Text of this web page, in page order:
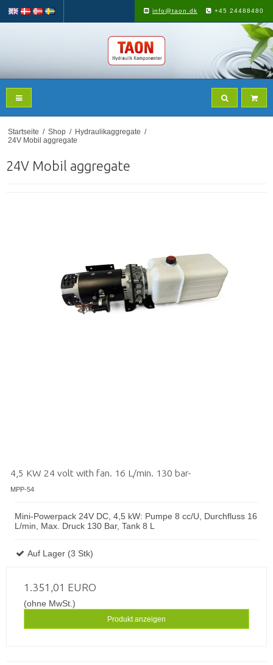
info@taon.dk +45 24488480
Startseite / Shop / Hydraulikaggregate /
24V Mobil aggregate
24V Mobil aggregate
4,5 KW 24 volt with fan. 16 L/min. 130 bar-
MPP-54
Mini-Powerpack 24V DC, 4,5 kW: Pumpe 8 cc/U, Durchfluss 16
L/min, Max. Druck 130 Bar, Tank 8 L
Auf Lager (3 Stk)
1.351,01 EURO
(ohne MwSt.)
Produkt anzeigen